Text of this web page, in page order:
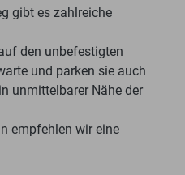
gibt es zahlreiche
den unbefestigten
und parken sie auch
unmittelbarer Nähe der
empfehlen wir eine